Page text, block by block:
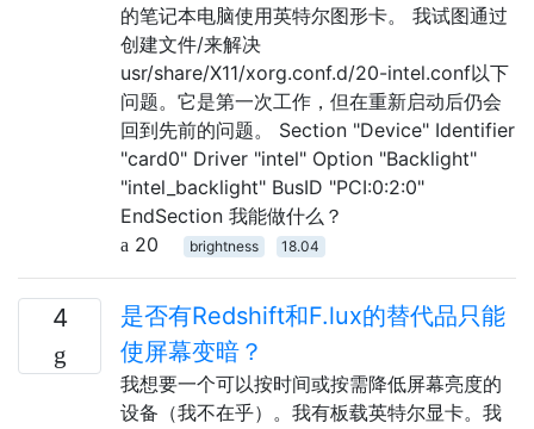
的笔记本电脑使用英特尔图形卡。 我试图通过
创建文件/来解决
usr/share/X11/xorg.conf.d/20-intel.conf以下
问题。它是第一次工作，但在重新启动后仍会
回到先前的问题。 Section "Device" Identifier
"card0" Driver "intel" Option "Backlight"
"intel_backlight" BusID "PCI:0:2:0"
EndSection 我能做什么？
20
brightness 18.04
4
是否有Redshift和F.lux的替代品只能
使屏幕变暗？
我想要一个可以按时间或按需降低屏幕亮度的
设备（我不在乎）。我有板载英特尔显卡。我